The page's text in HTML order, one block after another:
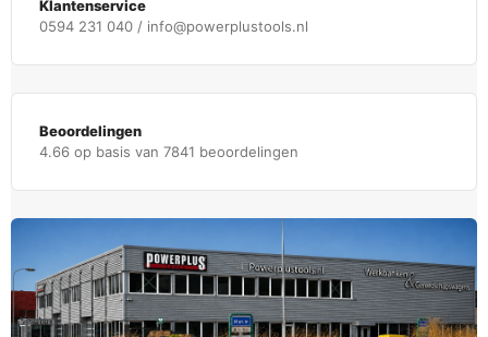
Klantenservice
0594 231 040 / info@powerplustools.nl
Beoordelingen
4.66 op basis van 7841 beoordelingen